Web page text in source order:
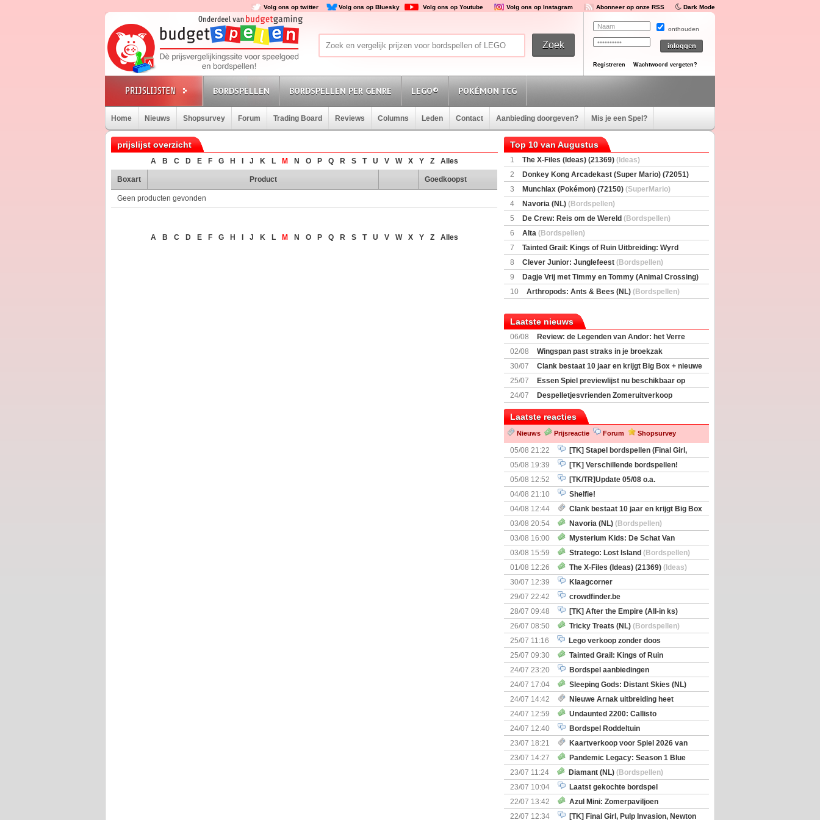
Volg ons op twitter Volg ons op Bluesky Volg ons op Youtube Volg ons op Instagram Abonneer op onze RSS Dark Mode
onthouden
Registreren Wachtwoord vergeten?
BORDSPELLEN BORDSPELLEN PER GENRE LEGO® POKÉMON TCG
Home Nieuws Shopsurvey Forum Trading Board Reviews Columns Leden Contact Aanbieding doorgeven? Mis je een Spel?
prijslijst overzicht
A B C D E F G H J K L M N O P Q R S T U V W X Y Z Alles
Boxart Product Goedkoopst
Geen producten gevonden
A B C D E F G H J K L M N O P Q R S T U V W X Y Z Alles
Top 10 van Augustus
1 The X-Files (Ideas) (21369) (Ideas)
2
Donkey Kong Arcadekast (Super Mario) (72051)
(SuperMario)
3 Munchlax (Pokémon) (72150) (SuperMario)
4
Navoria (NL) (Bordspellen)
5
De Crew: Reis om de Wereld (Bordspellen)
6
Alta (Bordspellen)
7
Tainted Grail: Kings of Ruin Uitbreiding: Wyrd
Encounters(Bordspellen)
8 Clever Junior: Junglefeest (Bordspellen)
9
Dagje Vrij met Timmy en Tommy (Animal Crossing)
(77059)(Ideas)
10 Arthropods: Ants & Bees (NL) (Bordspellen)
Laatste nieuws
06/08
Review: de Legenden van Andor: het Verre
Land
02/08
Wingspan past straks in je broekzak
30/07
Clank bestaat 10 jaar en krijgt Big Box + nieuwe
uitbreiding
25/07
Essen Spiel previewlijst nu beschikbaar op
Boardgamegeek
24/07
Despelletjesvrienden Zomeruitverkoop
Laatste reacties
Nieuws Prijsreactie Forum Shopsurvey
05/08 21:22
[TK] Stapel bordspellen (Final Girl,
Nemesis Retaliation, Zombicide Invader)
05/08 19:39
[TK] Verschillende bordspellen!
05/08 12:52
[TK/TR]Update 05/08 o.a.
Prijsverlagingen, Imperium Horizons, 20 Strong
04/08 21:10
Shelfie!
04/08 12:44
Clank bestaat 10 jaar en krijgt Big Box
+ nieuwe uitbreiding
03/08 20:54 Navoria (NL) (Bordspellen)
03/08 16:00
Mysterium Kids: De Schat Van
Kapitein Boe
(Bordspellen)
03/08 15:59 Stratego: Lost Island (Bordspellen)
01/08 12:26
The X-Files (Ideas) (21369) (Ideas)
30/07 12:39
Klaagcorner
29/07 22:42
crowdfinder.be
28/07 09:48
[TK] After the Empire (All-in ks)
26/07 08:50
Tricky Treats (NL) (Bordspellen)
25/07 11:16
Lego verkoop zonder doos
25/07 09:30
Tainted Grail: Kings of Ruin
Uitbreiding: Wyrd Encounters(Bordspellen)
24/07 23:20
Bordspel aanbiedingen
24/07 17:04
Sleeping Gods: Distant Skies (NL)
(Bordspellen)
24/07 14:42
Nieuwe Arnak uitbreiding heet
Surprise Shipments
24/07 12:59
Undaunted 2200: Callisto
(Bordspellen)
24/07 12:40
Bordspel Roddeltuin
23/07 18:21
Kaartverkoop voor Spiel 2026 van
start
23/07 14:27
Pandemic Legacy: Season 1 Blue
(Bordspellen)
23/07 11:24 Diamant (NL) (Bordspellen)
23/07 10:04
Laatst gekochte bordspel
22/07 13:42
Azul Mini: Zomerpaviljoen
(Bordspellen)
22/07 12:34 [TK] Final Girl, Pulp Invasion, Newton